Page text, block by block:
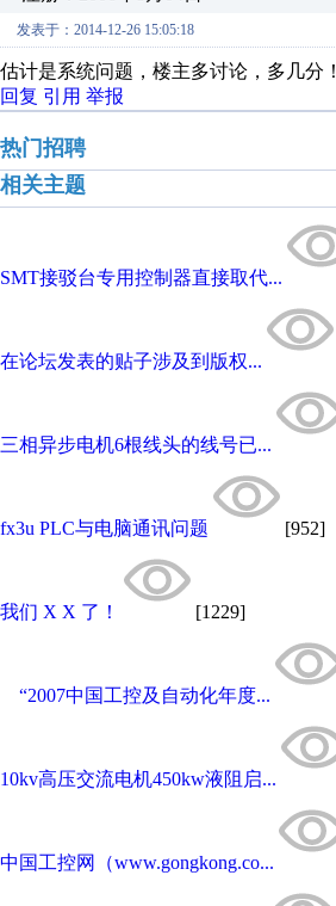
发表于：2014-12-26 15:05:18
估计是系统问题，楼主多讨论，多几分！
回复 引用 举报
热门招聘
相关主题
SMT接驳台专用控制器直接取代...
在论坛发表的贴子涉及到版权...
三相异步电机6根线头的线号已...
fx3u PLC与电脑通讯问题 [952]
我们 X X 了！ [1229]
“2007中国工控及自动化年度...
10kv高压交流电机450kw液阻启...
中国工控网（www.gongkong.co...